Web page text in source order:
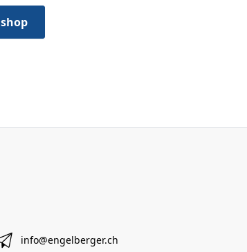
shop
info@engelberger.ch